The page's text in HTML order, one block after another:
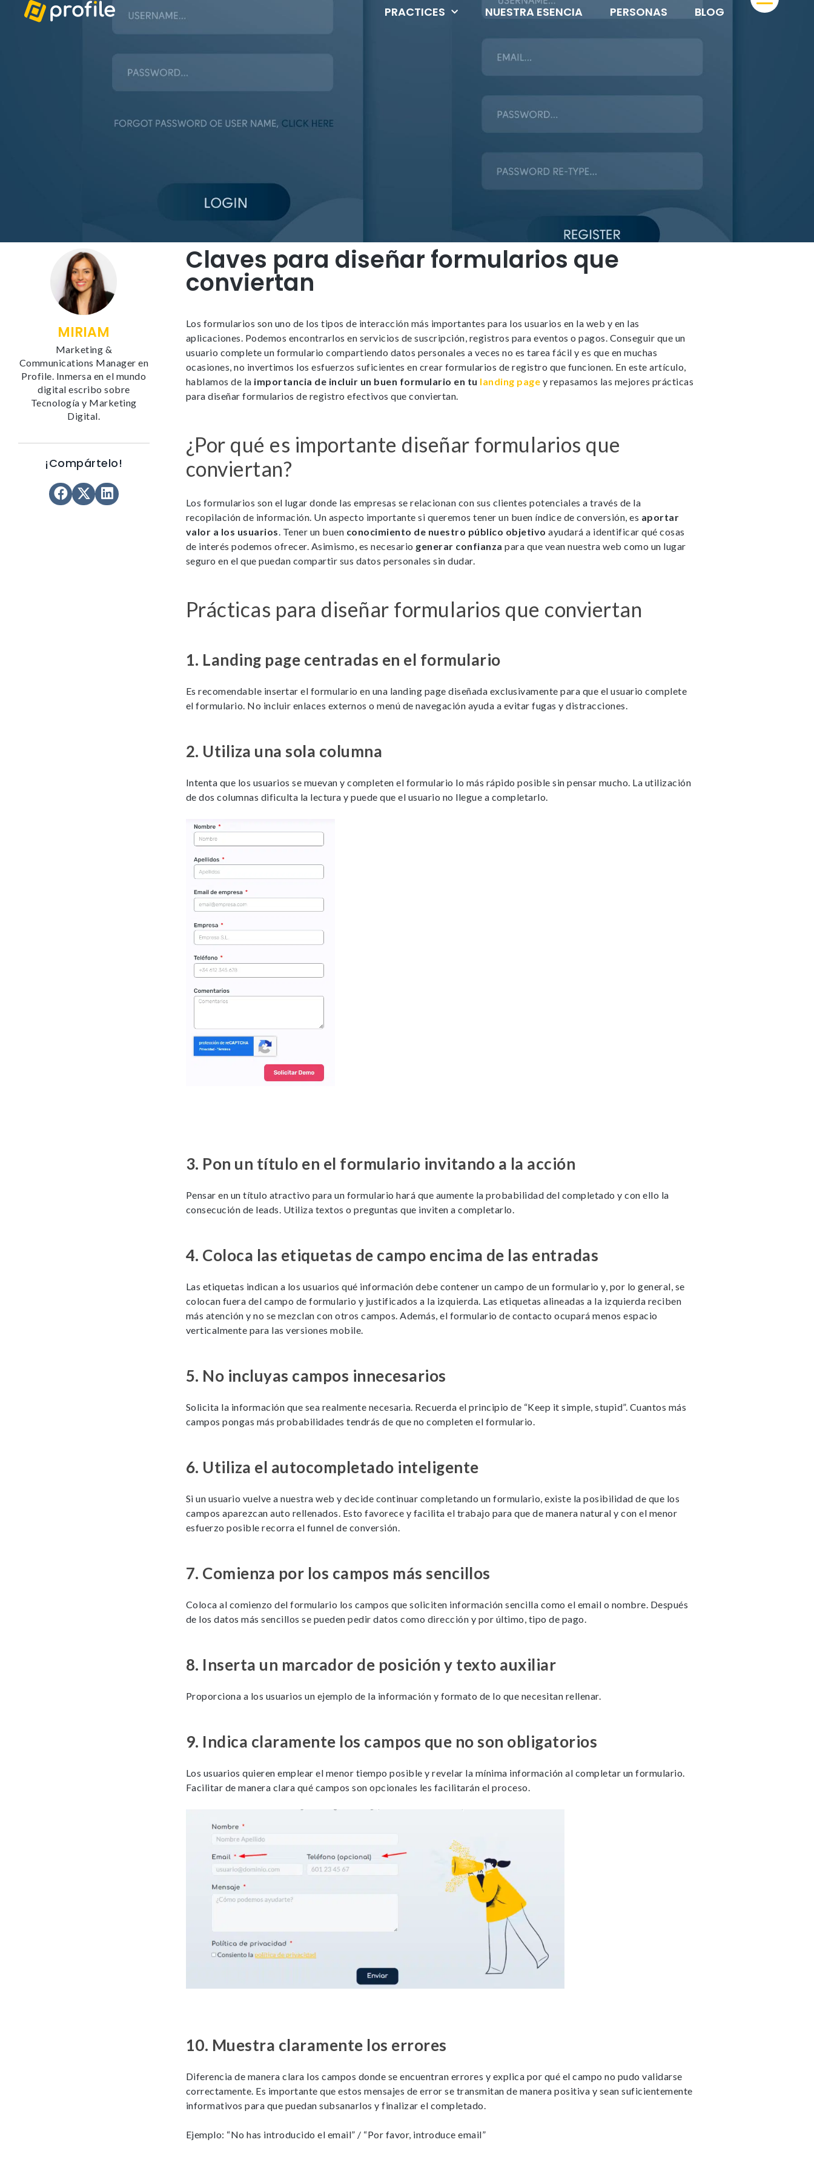
PRACTICES NUESTRA ESENCIA PERSONAS BLOG
MIRIAM
Marketing &
Communications Manager en
Profile. Inmersa en el mundo
digital escribo sobre
Tecnología y Marketing
Digital.
¡Compártelo!
Claves para diseñar formularios que
conviertan
Los formularios son uno de los tipos de interacción más importantes para los usuarios en la web y en las
aplicaciones. Podemos encontrarlos en servicios de suscripción, registros para eventos o pagos. Conseguir que un
usuario complete un formulario compartiendo datos personales a veces no es tarea fácil y es que en muchas
ocasiones, no invertimos los esfuerzos suficientes en crear formularios de registro que funcionen. En este artículo,
hablamos de la importancia de incluir un buen formulario en tu landing page y repasamos las mejores prácticas
para diseñar formularios de registro efectivos que conviertan.
¿Por qué es importante diseñar formularios que
conviertan?
Los formularios son el lugar donde las empresas se relacionan con sus clientes potenciales a través de la
recopilación de información. Un aspecto importante si queremos tener un buen índice de conversión, es aportar
valor a los usuarios. Tener un buen conocimiento de nuestro público objetivo ayudará a identificar qué cosas
de interés podemos ofrecer. Asimismo, es necesario generar confianza para que vean nuestra web como un lugar
seguro en el que puedan compartir sus datos personales sin dudar.
Prácticas para diseñar formularios que conviertan
1. Landing page centradas en el formulario
Es recomendable insertar el formulario en una landing page diseñada exclusivamente para que el usuario complete
el formulario. No incluir enlaces externos o menú de navegación ayuda a evitar fugas y distracciones.
2. Utiliza una sola columna
Intenta que los usuarios se muevan y completen el formulario lo más rápido posible sin pensar mucho. La utilización
de dos columnas dificulta la lectura y puede que el usuario no llegue a completarlo.
3. Pon un título en el formulario invitando a la acción
Pensar en un título atractivo para un formulario hará que aumente la probabilidad del completado y con ello la
consecución de leads. Utiliza textos o preguntas que inviten a completarlo.
4. Coloca las etiquetas de campo encima de las entradas
Las etiquetas indican a los usuarios qué información debe contener un campo de un formulario y, por lo general, se
colocan fuera del campo de formulario y justificados a la izquierda. Las etiquetas alineadas a la izquierda reciben
más atención y no se mezclan con otros campos. Además, el formulario de contacto ocupará menos espacio
verticalmente para las versiones mobile.
5. No incluyas campos innecesarios
Solicita la información que sea realmente necesaria. Recuerda el principio de “Keep it simple, stupid”. Cuantos más
campos pongas más probabilidades tendrás de que no completen el formulario.
6. Utiliza el autocompletado inteligente
Si un usuario vuelve a nuestra web y decide continuar completando un formulario, existe la posibilidad de que los
campos aparezcan auto rellenados. Esto favorece y facilita el trabajo para que de manera natural y con el menor
esfuerzo posible recorra el funnel de conversión.
7. Comienza por los campos más sencillos
Coloca al comienzo del formulario los campos que soliciten información sencilla como el email o nombre. Después
de los datos más sencillos se pueden pedir datos como dirección y por último, tipo de pago.
8. Inserta un marcador de posición y texto auxiliar
Proporciona a los usuarios un ejemplo de la información y formato de lo que necesitan rellenar.
9. Indica claramente los campos que no son obligatorios
Los usuarios quieren emplear el menor tiempo posible y revelar la mínima información al completar un formulario.
Facilitar de manera clara qué campos son opcionales les facilitarán el proceso.
10. Muestra claramente los errores
Diferencia de manera clara los campos donde se encuentran errores y explica por qué el campo no pudo validarse
correctamente. Es importante que estos mensajes de error se transmitan de manera positiva y sean suficientemente
informativos para que puedan subsanarlos y finalizar el completado.
Ejemplo: “No has introducido el email” / “Por favor, introduce email”
Estas cookies no son opcionales. Son
necesarias para que funcione la web
_ga |
cookies_and_content_security_policy
Le informamos de que puede configurar
su navegador para bloquear o alertar
sobre estas cookies, sin embargo, es
Estadísticas
Para que
la web.
Marketing
Al compartir tus
nuestra web,
ver contenido y
ofertas
personalizados.